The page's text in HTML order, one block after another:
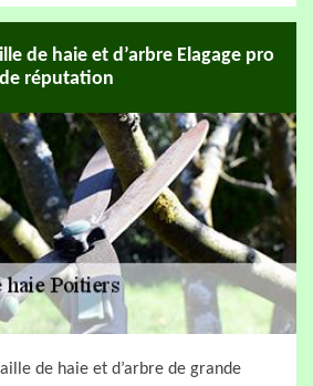
de haie et d’arbre Elagage pro
réputation
de haie et d’arbre de grande